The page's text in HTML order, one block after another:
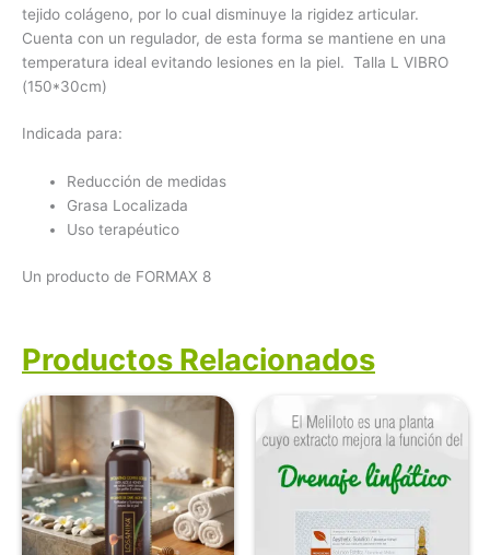
tejido colágeno, por lo cual disminuye la rigidez articular.
Cuenta con un regulador, de esta forma se mantiene en una
temperatura ideal evitando lesiones en la piel. Talla L VIBRO
(150*30cm)
Indicada para:
Reducción de medidas
Grasa Localizada
Uso terapéutico
Un producto de FORMAX 8
Productos Relacionados